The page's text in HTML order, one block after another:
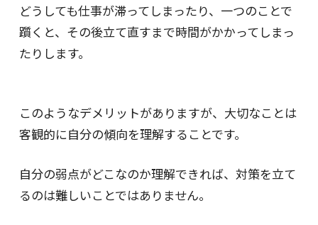
どうしても仕事が滞ってしまったり、一つのことで
躓くと、その後立て直すまで時間がかかってしまっ
たりします。
このようなデメリットがありますが、大切なことは
客観的に自分の傾向を理解することです。
自分の弱点がどこなのか理解できれば、対策を立て
るのは難しいことではありません。